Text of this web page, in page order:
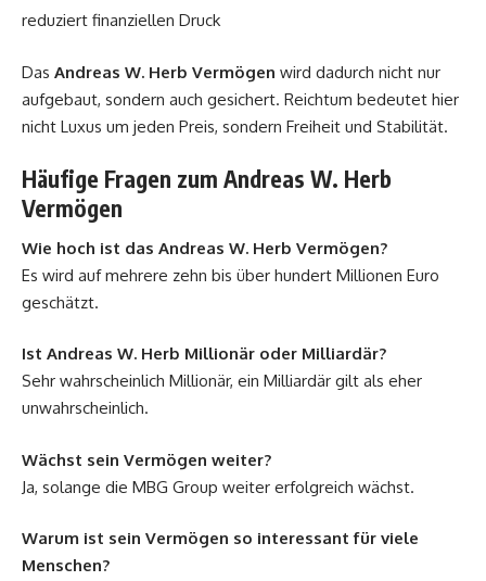
reduziert finanziellen Druck
Das Andreas W. Herb Vermögen wird dadurch nicht nur
aufgebaut, sondern auch gesichert. Reichtum bedeutet hier
nicht Luxus um jeden Preis, sondern Freiheit und Stabilität.
Häufige Fragen zum Andreas W. Herb
Vermögen
Wie hoch ist das Andreas W. Herb Vermögen?
Es wird auf mehrere zehn bis über hundert Millionen Euro
geschätzt.
Ist Andreas W. Herb Millionär oder Milliardär?
Sehr wahrscheinlich Millionär, ein Milliardär gilt als eher
unwahrscheinlich.
Wächst sein Vermögen weiter?
Ja, solange die MBG Group weiter erfolgreich wächst.
Warum ist sein Vermögen so interessant für viele
Menschen?